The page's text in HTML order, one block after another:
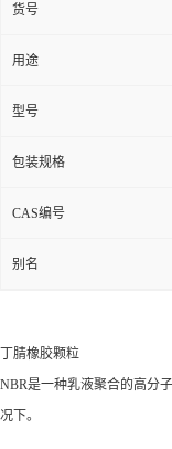
货号
用途
型号
包装规格
CAS编号
别名
丁腈橡胶颗粒
NBR是一种乳液聚合的高分
况下。